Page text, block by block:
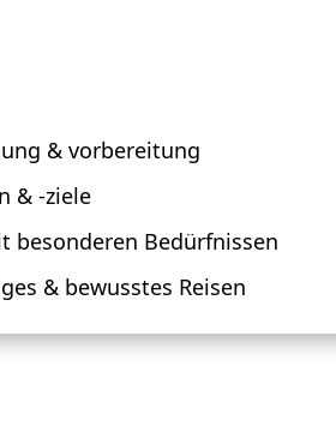
& vorbereitung
& -ziele
besonderen Bedürfnissen
& bewusstes Reisen